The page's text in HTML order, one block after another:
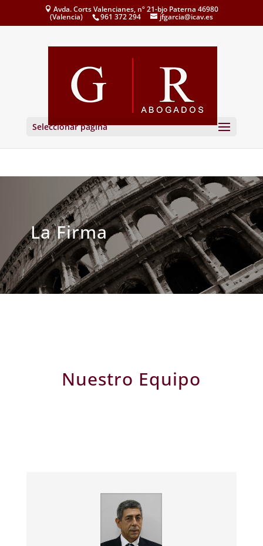
Avda. Corts Valencianes, nº 21-bjo Paterna 46980
(Valencia) 961 372 294 jfgarcia@icav.es
Seleccionar página
La Firma
Nuestro Equipo